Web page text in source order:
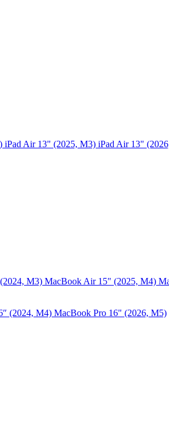
iPad Air 13" (2025, M3) iPad Air 13"
M3) MacBook Air 15" (2025, M4)
(2024, M4) MacBook Pro 16" (2026, M5)